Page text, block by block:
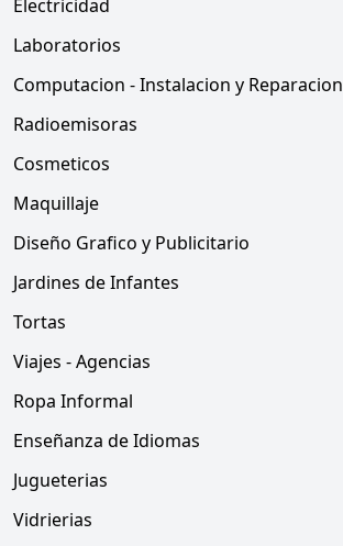
Electricidad
Laboratorios
Computacion - Instalacion y Reparacion
Radioemisoras
Cosmeticos
Maquillaje
Diseño Grafico y Publicitario
Jardines de Infantes
Tortas
Viajes - Agencias
Ropa Informal
Enseñanza de Idiomas
Jugueterias
Vidrierias